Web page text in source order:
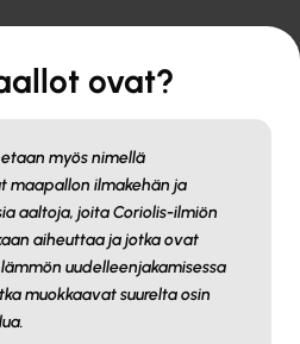
ovat?
myös nimellä
maapallon ilmakehän ja
aaltoja, joita Coriolis-ilmiön
aiheuttaa ja jotka ovat
uudelleenjakamisessa
muokkaavat suurelta osin